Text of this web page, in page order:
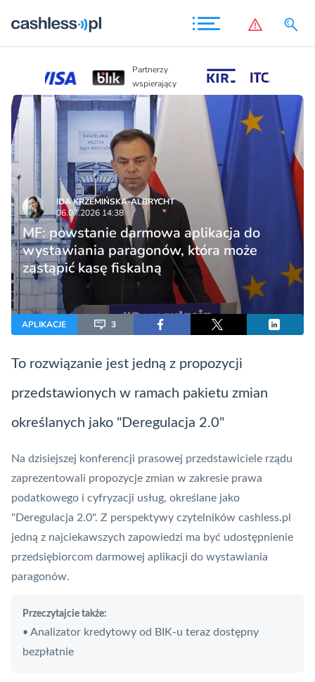
Partnerzy
wspierający
IDA KRZEMIŃSKA-ALBRYCHT
06.07.2026 14:38
MF: powstanie darmowa aplikacja do
wystawiania paragonów, która może
zastąpić kasę fiskalną
APLIKACJE 3
To rozwiązanie jest jedną z propozycji
przedstawionych w ramach pakietu zmian
określanych jako "Deregulacja 2.0"
Na dzisiejszej konferencji prasowej przedstawiciele rządu
zaprezentowali propozycje zmian w zakresie prawa
podatkowego i cyfryzacji usług, określane jako
"Deregulacja 2.0". Z perspektywy czytelników cashless.pl
jedną z najciekawszych zapowiedzi ma być udostępnienie
przedsiębiorcom darmowej aplikacji do wystawiania
paragonów.
Przeczytajcie także:
• Analizator kredytowy od BIK-u teraz dostępny
bezpłatnie